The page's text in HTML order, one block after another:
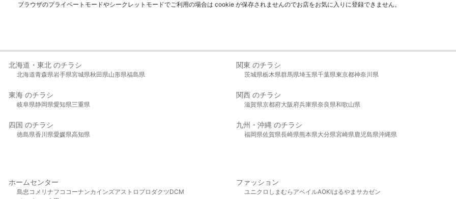
ブラウザのプライベートモードやシークレットモードでご利用の場合は cookie が保存されませんのでお店をお気に入りに登録できません。
北海道・東北 のチラシ
北海道青森県岩手県宮城県秋田県山形県福島県
関東 のチラシ
茨城県栃木県群馬県埼玉県千葉県東京都神奈川県
東海 のチラシ
岐阜県静岡県愛知県三重県
関西 のチラシ
滋賀県京都府大阪府兵庫県奈良県和歌山県
四国 のチラシ
徳島県香川県愛媛県高知県
九州・沖縄 のチラシ
福岡県佐賀県長崎県熊本県大分県宮崎県鹿児島県沖縄県
ホームセンター
島忠 コメリ ナフコ コーナンカインズアストロプロダクツDCM
ファッション
ユニクロ しまむら アベイルAOKIはるやま サカゼン